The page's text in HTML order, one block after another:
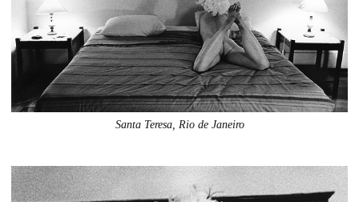
Santa Teresa, Rio de Janeiro